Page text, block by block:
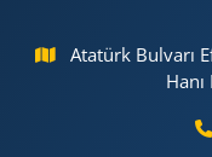
Atatürk Bulvarı